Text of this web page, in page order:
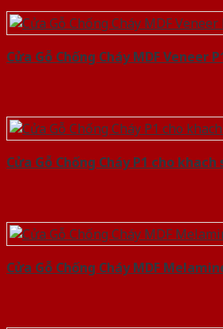
Cửa Gỗ Chống Cháy MDF Veneer
Cửa Gỗ Chống Cháy P1 cho khach
Cửa Gỗ Chống Cháy MDF